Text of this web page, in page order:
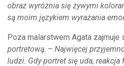
obraz wyróżnia się żywymi
są moim językiem wyrażania
Poza malarstwem Agata zajmuje
portretową . – Najwięcej
ludzi. Gdy portret się uda,